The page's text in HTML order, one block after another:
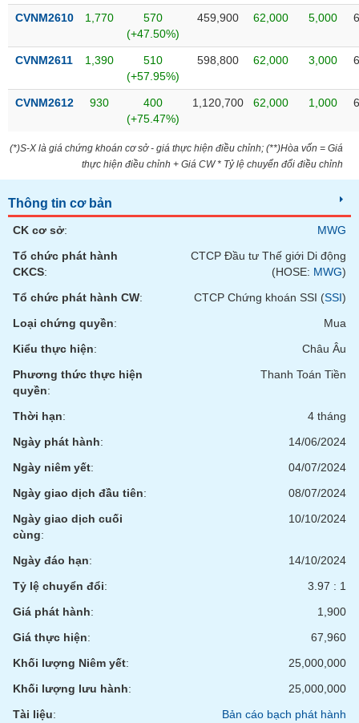
CVNM2610 1,770
570
(+47.50%)
459,900 62,000 5,000
CVNM2611 1,390
510
(+57.95%)
598,800 62,000 3,000
CVNM2612 930
400
(+75.47%)
1,120,700 62,000 1,000
(*)S-X là giá chứng khoán cơ sở - giá thực hiện điều chỉnh; (**)Hòa vốn = Giá
thực hiện điều chỉnh + Giá CW * Tỷ lệ chuyển đổi điều chỉnh
Thông tin cơ bản
CK cơ sở:
MWG
Tổ chức phát hành
CKCS:
CTCP Đầu tư Thế giới Di động
(HOSE: MWG)
Tổ chức phát hành CW: CTCP Chứng khoán SSI (SSI)
Loại chứng quyền:
Mua
Kiểu thực hiện:
Châu Âu
Phương thức thực hiện
quyền:
Thanh Toán Tiền
Thời hạn:
4 tháng
Ngày phát hành:
14/06/2024
Ngày niêm yết:
04/07/2024
Ngày giao dịch đầu tiên:
08/07/2024
Ngày giao dịch cuối
cùng:
10/10/2024
Ngày đáo hạn:
14/10/2024
Tỷ lệ chuyển đổi:
3.97 : 1
Giá phát hành:
1,900
Giá thực hiện:
67,960
Khối lượng Niêm yết:
25,000,000
Khối lượng lưu hành:
25,000,000
Tài liệu: Bản cáo bạch phát hành
phân
tích
Thuật
ngữ
vụ
tạo
tài
Công
đầu
tư
Truyền
thông
chính
Dữ
liệu